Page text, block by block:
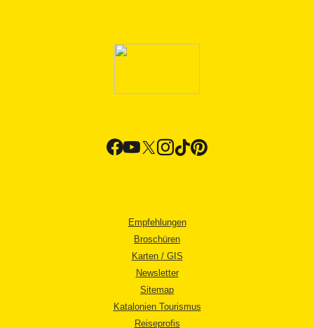
Empfehlungen
Broschüren
Karten / GIS
Newsletter
Sitemap
Katalonien Tourismus
Reiseprofis